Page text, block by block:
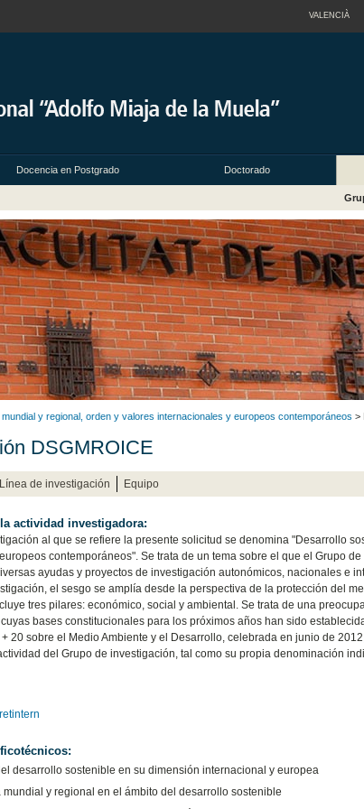
VALENCIÀ
Docencia en Postgrado Doctorado
y regional, orden y valores internacionales y europeos contemporáneos >
DSGMROICE
Línea de investigación Equipo
actividad investigadora:
al que se refiere la presente solicitud se denomina "Desarrollo
contemporáneos". Se trata de un tema sobre el que el Grupo
ayudas y proyectos de investigación autonómicos, nacionales e
el sesgo se amplía desde la perspectiva de la protección del
tres pilares: económico, social y ambiental. Se trata de una
bases constitucionales para los próximos años han sido
20 sobre el Medio Ambiente y el Desarrollo, celebrada en junio de
del Grupo de investigación, tal como su propia denominación
desarrollo sostenible en su dimensión internacional y europea
mundial y regional en el ámbito del desarrollo sostenible